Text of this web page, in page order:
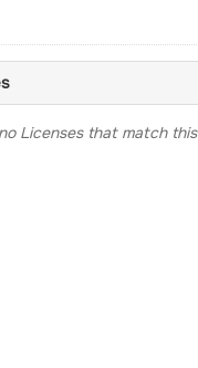
Licenses that match this